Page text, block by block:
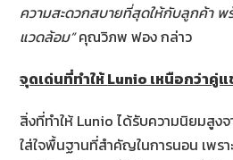
ความสะดวกสบายที่สุดให้กับลูกค้า
แวดล้อม”คุณวิภพ ฟอง กล่าว
จุดเด่นที่ทำให้Lunio เหนือกว่าคู่แ
สิ่งที่ทำให้ Lunio ได้รับความนิยมสูง
ใส่ใจพื้นฐานที่สำคัญในการนอน เพร